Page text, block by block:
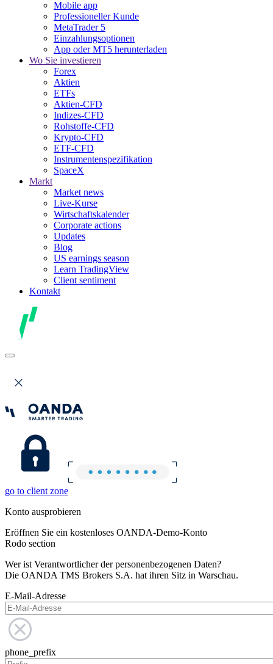
Mobile app
Professioneller Kunde
MetaTrader 5
Einzahlungsoptionen
App oder MT5 herunterladen
Wo Sie investieren
Forex
Aktien
ETFs
Aktien-CFD
Indizes-CFD
Rohstoffe-CFD
Krypto-CFD
ETF-CFD
Instrumentenspezifikation
SpaceX
Markt
Market news
Live-Kurse
Wirtschaftskalender
Corporate actions
Updates
Blog
US earnings season
Learn TradingView
Client sentiment
Kontakt
go to client zone
Konto ausprobieren
Eröffnen Sie ein kostenloses OANDA-Demo-Konto
Rodo section
Wer ist Verantwortlicher der personenbezogenen Daten?
Die OANDA TMS Brokers S.A. hat ihren Sitz in Warschau.
E-Mail-Adresse
phone_prefix